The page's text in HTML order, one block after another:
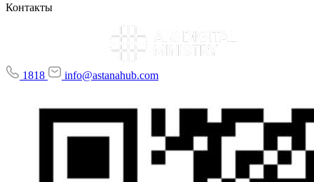
Контакты
1818 info@astanahub.com